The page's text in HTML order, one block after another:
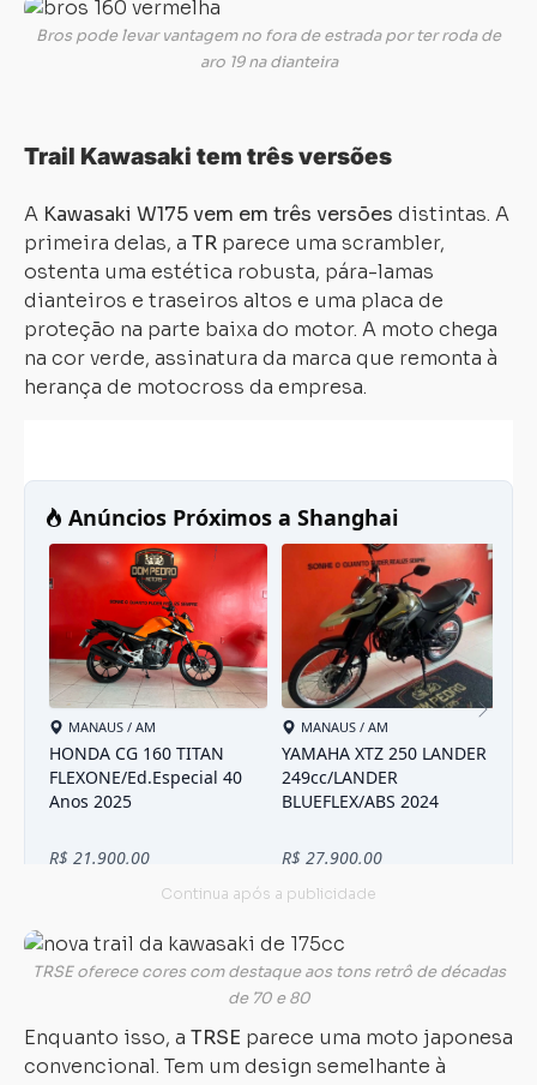
Bros pode levar vantagem no fora de estrada por ter roda de
aro 19 na dianteira
Trail Kawasaki tem três versões
A Kawasaki W175 vem em três versões distintas. A
primeira delas, a TR parece uma scrambler,
ostenta uma estética robusta, pára-lamas
dianteiros e traseiros altos e uma placa de
proteção na parte baixa do motor. A moto chega
na cor verde, assinatura da marca que remonta à
herança de motocross da empresa.
TRSE oferece cores com destaque aos tons retrô de décadas
de 70 e 80
Enquanto isso, a TRSE parece uma moto japonesa
convencional. Tem um design semelhante à